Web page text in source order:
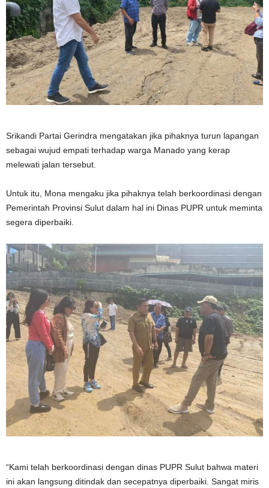
Srikandi Partai Gerindra mengatakan jika pihaknya turun lapangan
sebagai wujud empati terhadap warga Manado yang kerap
melewati jalan tersebut.
Untuk itu, Mona mengaku jika pihaknya telah berkoordinasi dengan
Pemerintah Provinsi Sulut dalam hal ini Dinas PUPR untuk meminta
segera diperbaiki.
“Kami telah berkoordinasi dengan dinas PUPR Sulut bahwa materi
ini akan langsung ditindak dan secepatnya diperbaiki. Sangat miris